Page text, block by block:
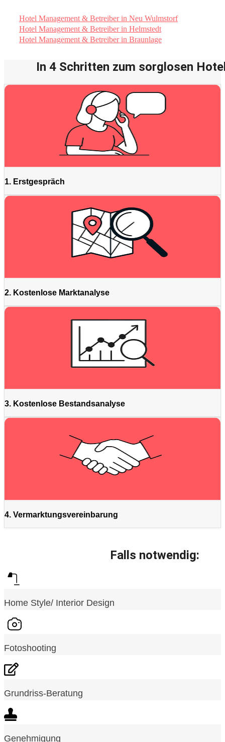
Hotel Management & Betreiber in Neu Wulmstorf
Hotel Management & Betreiber in Helmstedt
Hotel Management & Betreiber in Braunlage
In 4 Schritten zum sorglosen
1. Erstgespräch
2. Kostenlose Marktanalyse
3. Kostenlose Bestandsanalyse
4. Vermarktungsvereinbarung
Falls notwendig:
Home Style/ Interior Design
Fotoshooting
Grundriss-Beratung
Genehmigung